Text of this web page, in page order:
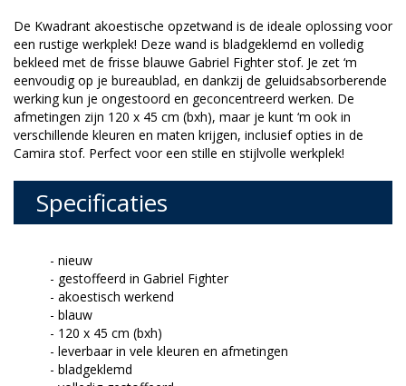
De Kwadrant akoestische opzetwand is de ideale oplossing voor
een rustige werkplek! Deze wand is bladgeklemd en volledig
bekleed met de frisse blauwe Gabriel Fighter stof. Je zet ‘m
eenvoudig op je bureaublad, en dankzij de geluidsabsorberende
werking kun je ongestoord en geconcentreerd werken. De
afmetingen zijn 120 x 45 cm (bxh), maar je kunt ‘m ook in
verschillende kleuren en maten krijgen, inclusief opties in de
Camira stof. Perfect voor een stille en stijlvolle werkplek!
Specificaties
- nieuw
- gestoffeerd in Gabriel Fighter
- akoestisch werkend
- blauw
- 120 x 45 cm (bxh)
- leverbaar in vele kleuren en afmetingen
- bladgeklemd